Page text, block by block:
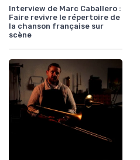
Interview de Marc Caballero :
Faire revivre le répertoire de
la chanson française sur
scène